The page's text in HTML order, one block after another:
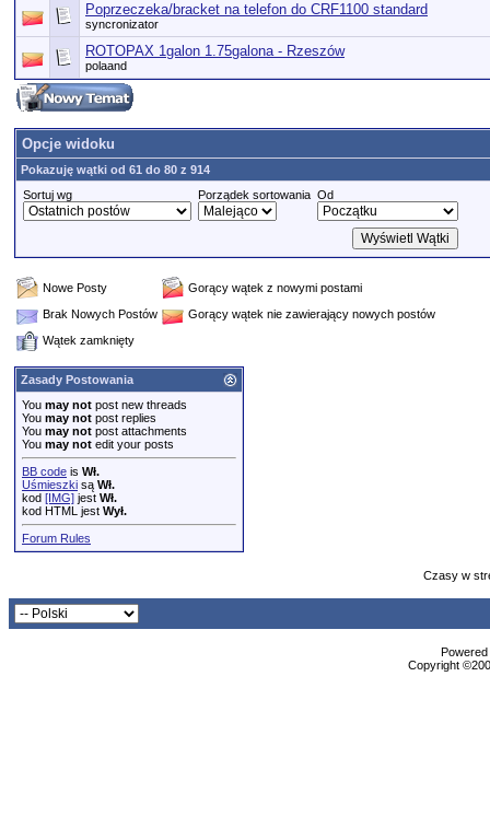
Poprzeczeka/bracket na telefon do CRF1100 standard
syncronizator
ROTOPAX 1galon 1.75galona - Rzeszów
polaand
Opcje widoku
Pokazuję wątki od 61 do 80 z 914
Sortuj wg
Porządek sortowania Od
Nowe Posty
Gorący wątek z nowymi postami
Brak Nowych Postów
Gorący wątek nie zawierający nowych postów
Wątek zamknięty
Zasady Postowania
You may not post new threads
You may not post replies
You may not post attachments
You may not edit your posts
BB code is Wł.
Uśmieszki są Wł.
kod [IMG] jest Wł.
kod HTML jest Wył.
Forum Rules
Czasy w
Copyright